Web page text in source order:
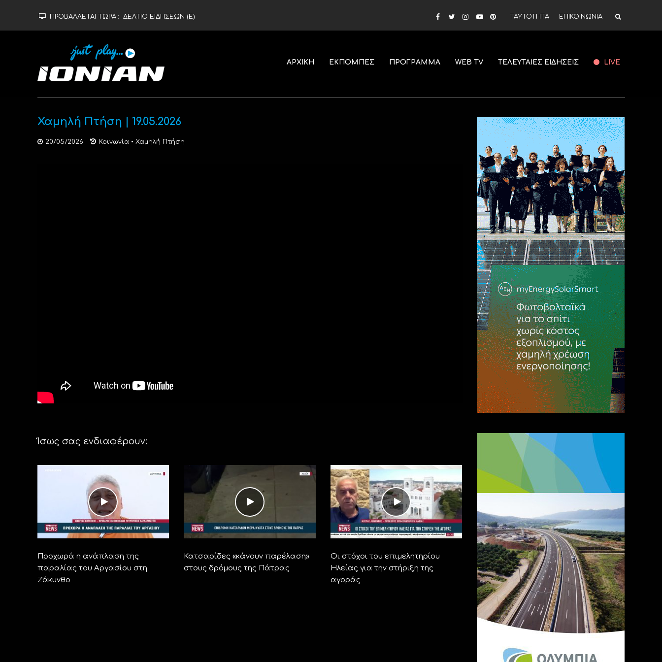
ΠΡΟΒΑΛΛΕΤΑΙ ΤΩΡΑ : ΔΕΛΤΙΟ ΕΙΔΗΣΕΩΝ (Ε) ΤΑΥΤΟΤΗΤΑ ΕΠΙΚΟΙΝΩΝΙΑ
ΑΡΧΙΚΗ ΕΚΠΟΜΠΕΣ ΠΡΟΓΡΑΜΜΑ WEB TV ΤΕΛΕΥΤΑΙΕΣ ΕΙΔΗΣΕΙΣ LIVE
Χαμηλή Πτήση | 19.05.2026
20/05/2026 Κοινωνία • Χαμηλή Πτήση
Ίσως σας ενδιαφέρουν:
Προχωρά η ανάπλαση της
παραλίας του Αργασίου στη
Ζάκυνθο
Κατσαρίδες «κάνουν παρέλαση»
στους δρόμους της Πάτρας
Οι στόχοι του επιμελητηρίου
Ηλείας για την στήριξη της
αγοράς